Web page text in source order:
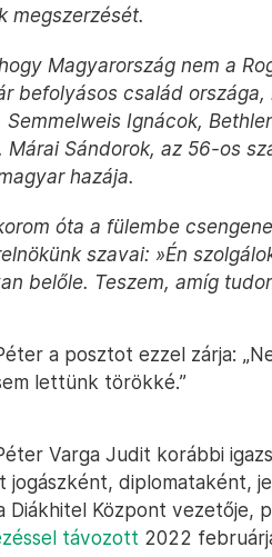
megszerzését.
Magyarország nem a
befolyásos család
Semmelweis Ignácok,
Márai Sándorok, az 56-os
hazája.
óta a fülembe
szavai: »Én
belőle. Teszem, amíg
a posztot ezzel zárja:
lettünk törökké.”
Varga Judit korábbi
jogászként, diplomataként,
Diákhitel Központ vezetője,
távozott 2022